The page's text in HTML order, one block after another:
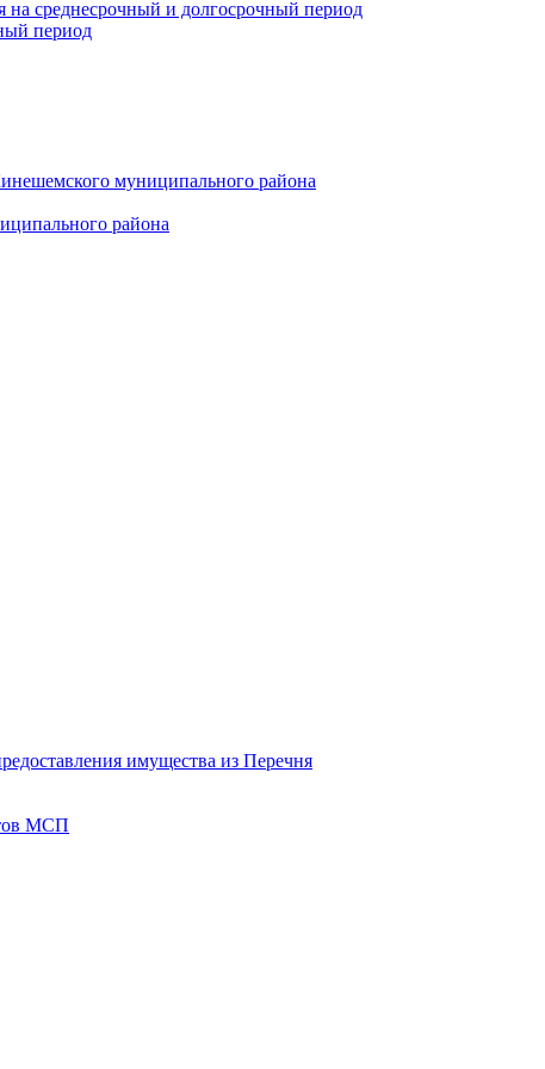
на среднесрочный и долгосрочный период
период
муниципального района
района
имущества из Перечня
МСП